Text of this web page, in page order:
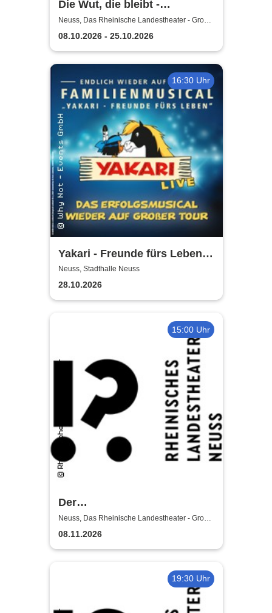
Die Wut, die bleibt -
Rheinische Landestheater
Neuss
Neuss, Das Rheinische Landestheater - Große
Bühne
08.10.2026 - 25.10.2026
16:30 Uhr
Yakari - Freunde fürs Leben -
Das Musical für die ganze
Familie
Neuss, Stadthalle Neuss
28.10.2026
15:00 Uhr
Der
satanarchäolügenialkohöllische
Wunschpunsch - Rheinisches
Landestheater Neuss
Neuss, Das Rheinische Landestheater - Große
Bühne
08.11.2026
19:30 Uhr